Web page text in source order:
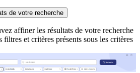
de votre recherche
affiner les résultats de votre recherche
filtres et critères présents sous les critères